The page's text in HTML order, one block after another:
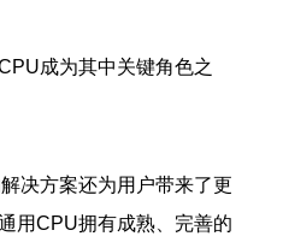
成为其中关键角色之
决方案还为用户带来了更
用CPU拥有成熟、完善的